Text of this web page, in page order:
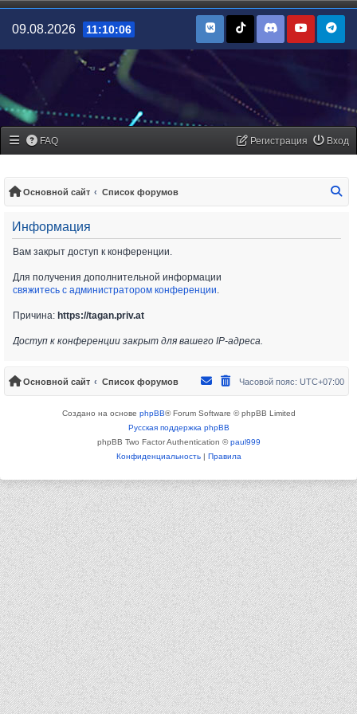
09.08.2026 11:10:06
FAQ Вход
Регистрация
Основной сайт Список форумов
Информация
Вам закрыт доступ к конференции.
Для получения дополнительной информации
свяжитесь с администратором конференции.
Причина: https://tagan.priv.at
Доступ к конференции закрыт для вашего IP-адреса.
Основной сайт Список форумов Часовой пояс: UTC+07:00
Создано на основе phpBB® Forum Software © phpBB Limited
Русская поддержка phpBB
phpBB Two Factor Authentication ©paul999
Конфиденциальность| Правила